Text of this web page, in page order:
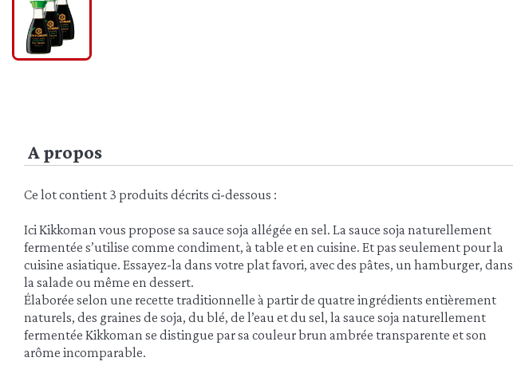
A propos
Ce lot contient 3 produits décrits ci-dessous :
Ici Kikkoman vous propose sa sauce soja allégée en sel. La sauce soja naturellement
fermentée s’utilise comme condiment, à table et en cuisine. Et pas seulement pour la
cuisine asiatique. Essayez-la dans votre plat favori, avec des pâtes, un hamburger, dans
la salade ou même en dessert.
Élaborée selon une recette traditionnelle à partir de quatre ingrédients entièrement
naturels, des graines de soja, du blé, de l’eau et du sel, la sauce soja naturellement
fermentée Kikkoman se distingue par sa couleur brun ambrée transparente et son
arôme incomparable.